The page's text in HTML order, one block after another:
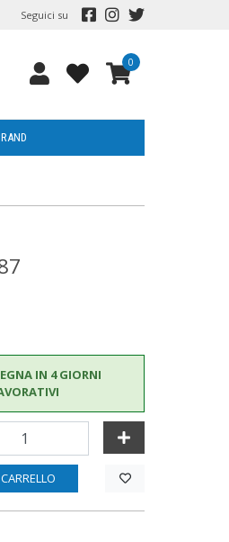
Seguici su
0
IN 4 GIORNI